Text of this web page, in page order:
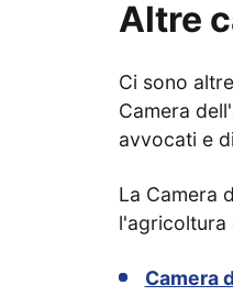
Altre
Ci sono
Camera
avvocati e
La Camera
l'agricoltura
Camera